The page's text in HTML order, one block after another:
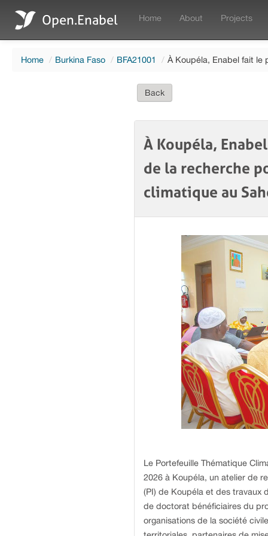
Open.Enabel Home About Projects
Home / Burkina Faso / BFA21001 / À Koupéla, Enabel fait le
Back
À Koupéla,
de la recherche
climatique au
Le Portefeuille Thématique
2026 à Koupéla, un atelier de
(PI) de Koupéla et des travaux
de doctorat bénéficiaires du
organisations de la société